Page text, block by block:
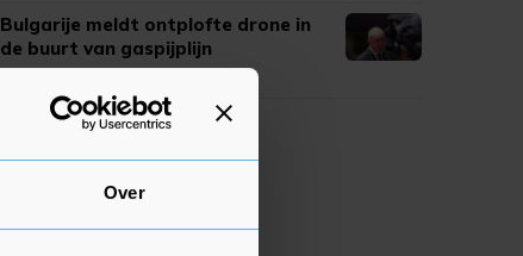
Over
Bulgarije meldt ontplofte drone in
de buurt van gaspijplijn